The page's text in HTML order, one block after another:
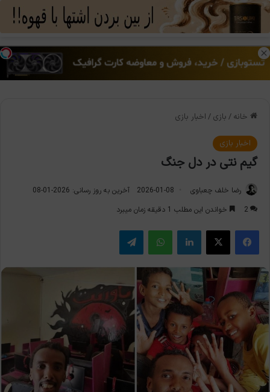
منو
خانه / بازی / اخبار بازی
اخبار بازی
گیم نتی در دل جنگ
رضا خلف چعباوی 2026-01-08
آخرین به روز رسانی: 2026-01-08
2
خواندن این مطلب 1 دقیقه زمان میبرد
فیس بوک X لینکدین واتس آپ تلگرام